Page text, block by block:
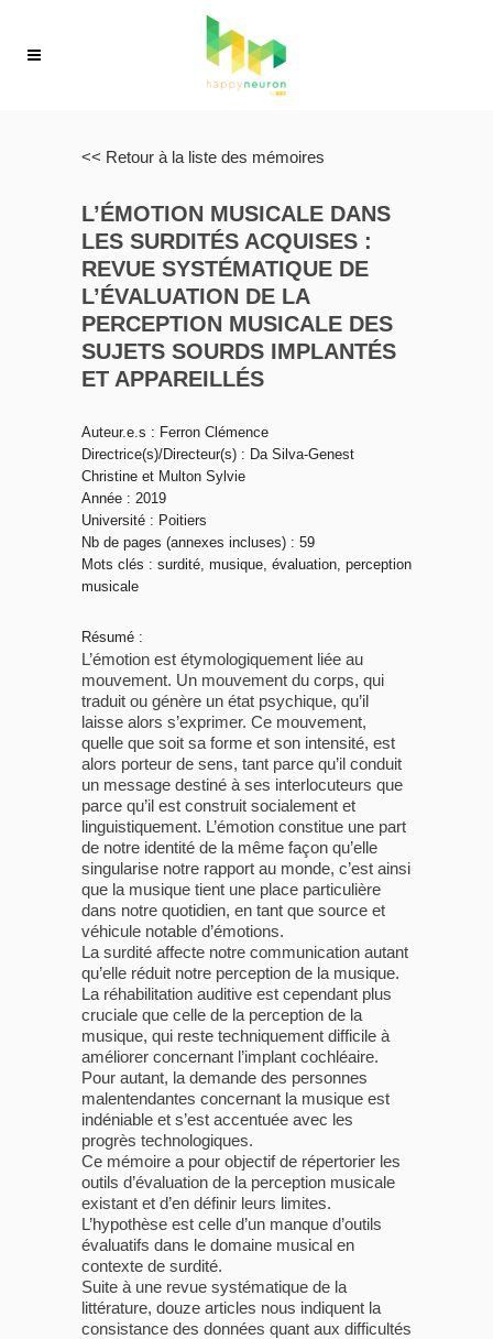
<< Retour à la liste des mémoires
L’ÉMOTION MUSICALE DANS
LES SURDITÉS ACQUISES :
REVUE SYSTÉMATIQUE DE
L’ÉVALUATION DE LA
PERCEPTION MUSICALE DES
SUJETS SOURDS IMPLANTÉS
ET APPAREILLÉS
Auteur.e.s : Ferron Clémence
Directrice(s)/Directeur(s) : Da Silva-Genest
Christine et Multon Sylvie
Année : 2019
Université : Poitiers
Nb de pages (annexes incluses) : 59
Mots clés : surdité, musique, évaluation, perception
musicale
Résumé :
L’émotion est étymologiquement liée au
mouvement. Un mouvement du corps, qui
traduit ou génère un état psychique, qu’il
laisse alors s’exprimer. Ce mouvement,
quelle que soit sa forme et son intensité, est
alors porteur de sens, tant parce qu’il conduit
un message destiné à ses interlocuteurs que
parce qu’il est construit socialement et
linguistiquement. L’émotion constitue une part
de notre identité de la même façon qu’elle
singularise notre rapport au monde, c’est ainsi
que la musique tient une place particulière
dans notre quotidien, en tant que source et
véhicule notable d’émotions.
La surdité affecte notre communication autant
qu’elle réduit notre perception de la musique.
La réhabilitation auditive est cependant plus
cruciale que celle de la perception de la
musique, qui reste techniquement difficile à
améliorer concernant l’implant cochléaire.
Pour autant, la demande des personnes
malentendantes concernant la musique est
indéniable et s’est accentuée avec les
progrès technologiques.
Ce mémoire a pour objectif de répertorier les
outils d’évaluation de la perception musicale
existant et d’en définir leurs limites.
L’hypothèse est celle d’un manque d’outils
évaluatifs dans le domaine musical en
contexte de surdité.
Suite à une revue systématique de la
littérature, douze articles nous indiquent la
consistance des données quant aux difficultés